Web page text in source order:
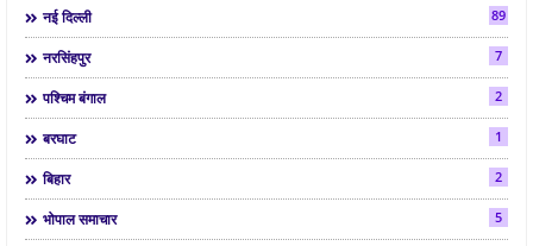
नई दिल्ली 89
नरसिंहपुर 7
पश्चिम बंगाल 2
बरघाट 1
बिहार 2
भोपाल समाचार 5